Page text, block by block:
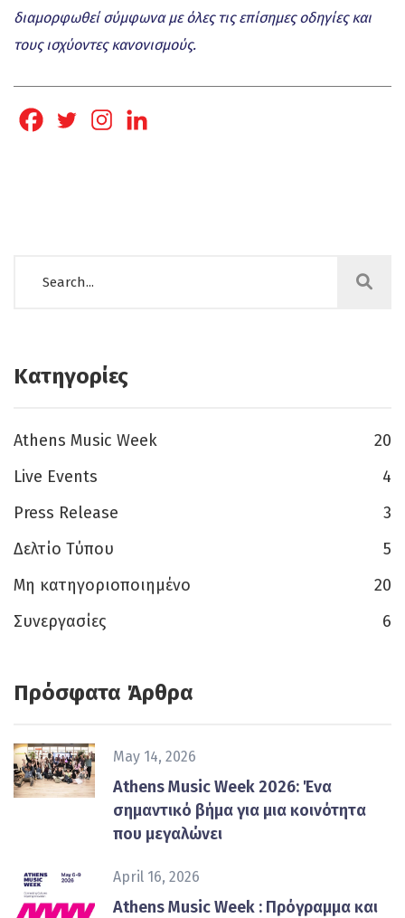
διαμορφωθεί σύμφωνα με όλες τις επίσημες οδηγίες και
τους ισχύοντες κανονισμούς.
Κατηγορίες
Athens Music Week
20
Live Events
4
Press Release
3
Δελτίο Τύπου
5
Μη κατηγοριοποιημένο
20
Συνεργασίες
6
Πρόσφατα Άρθρα
May 14, 2026
Athens Music Week 2026: Ένα
σημαντικό βήμα για μια κοινότητα
που μεγαλώνει
April 16, 2026
Athens Music Week : Πρόγραμμα και